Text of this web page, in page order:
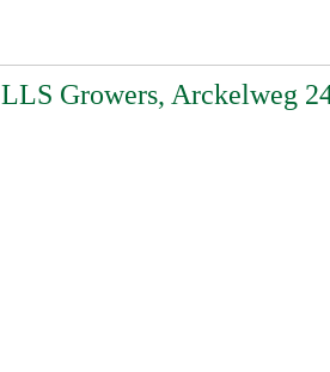
LLS Growers, Arckelweg